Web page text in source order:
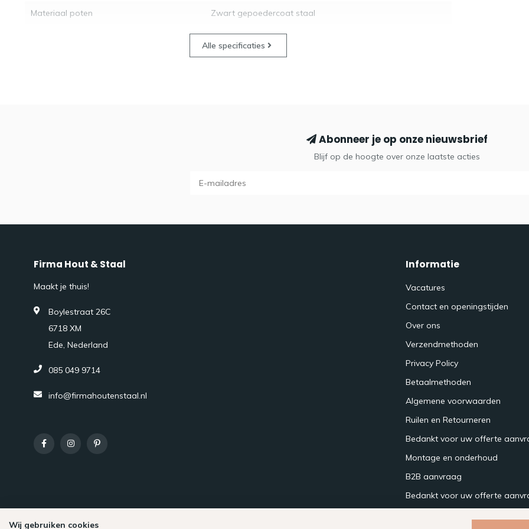
Materiaal poten Zwart gepoedercoat staal
Alle specificaties
Abonneer je op onze nieuwsbrief
Blijf op de hoogte over onze laatste acties
Firma Hout & Staal
Maakt je thuis!
Boylestraat 26C
6718 XM
Ede, Nederland
085 049 9714
info@firmahoutenstaal.nl
Informatie
Vacatures
Contact en openingstijden
Over ons
Verzendmethoden
Privacy Policy
Betaalmethoden
Algemene voorwaarden
Ruilen en Retourneren
Bedankt voor uw offerte
Montage en onderhoud
B2B aanvraag
Bedankt voor uw offerte
Wij gebruiken cookies